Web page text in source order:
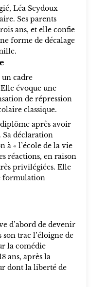
Léa Seydoux
Ses parents
ans, et elle confie
forme de décalage
un cadre
évoque une
de répression
classique.
après avoir
Sa déclaration
à « l’école de la vie
réactions, en raison
privilégiées. Elle
formulation
d’abord de devenir
son trac l’éloigne de
la comédie
ans, après la
dont la liberté de